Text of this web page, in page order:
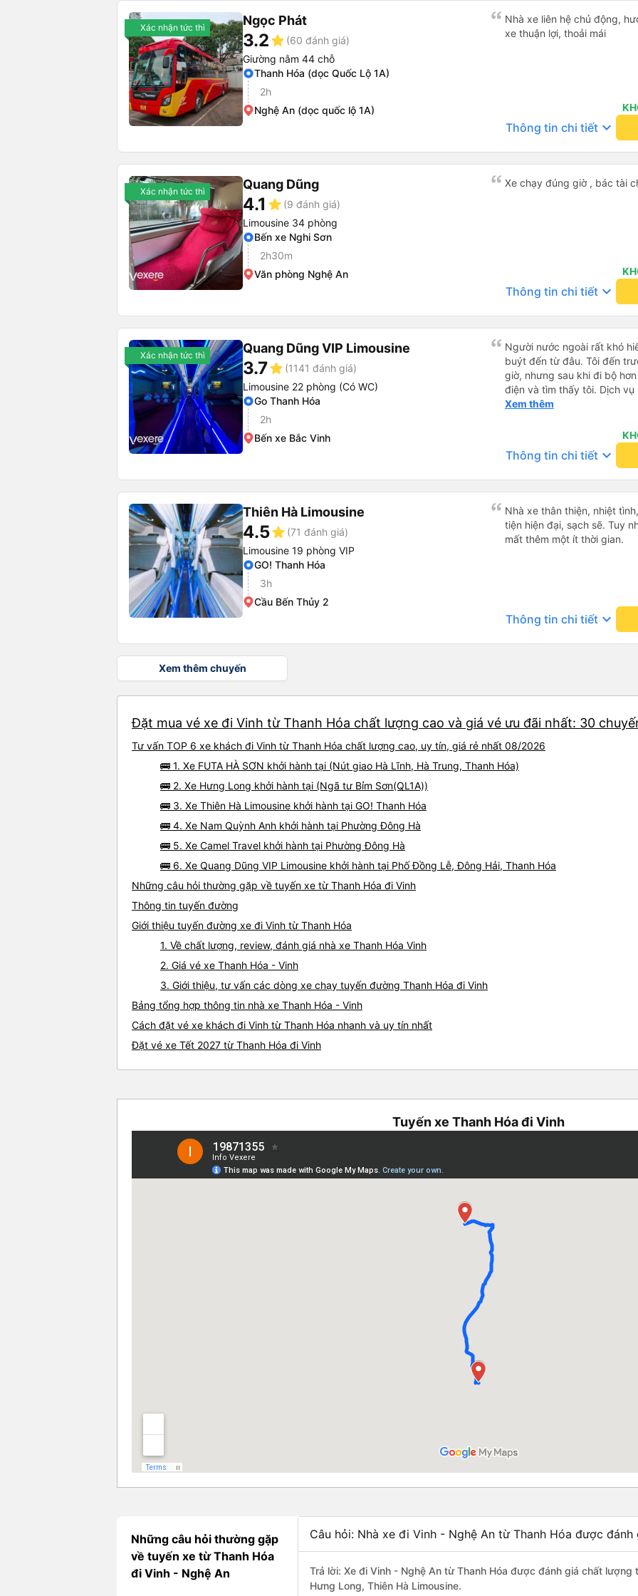
Xác nhận tức thì Ngọc Phát
3.2star (60 đánh giá)
Giường nằm 44 chỗ
Thanh Hóa (dọc Quốc Lộ 1A)
2h
Nghệ An (dọc quốc lộ 1A)
Nhà xe liên hệ chủ động,
xe thuận lợi, thoải mái
Thông tin chi tiết keyboard_arrow_down
Xác nhận tức thì Quang Dũng
4.1 star (9 đánh giá)
Limousine 34 phòng
Bến xe Nghi Sơn
2h30m
Văn phòng Nghệ An
Xe chạy đúng giờ , bác tài
Thông tin chi tiết keyboard_arrow_down
Xác nhận tức thì Quang Dũng VIP Limousine
3.7star (1141 đánh giá)
Limousine 22 phòng (Có WC)
Go Thanh Hóa
2h
Bến xe Bắc Vinh
Người nước ngoài rất khó
buýt đến từ đâu. Tôi đến
giờ, nhưng sau khi đi bộ
điện và tìm thấy tôi. Dịch
tôi ngủ ngon hơn ở khách
cho điểm tối đa. Cảm ơn
Xem thêm
Thông tin chi tiết keyboard_arrow_down
Thiên Hà Limousine
4.5star (71 đánh giá)
Limousine 19 phòng VIP
GO! Thanh Hóa
3h
Cầu Bến Thủy 2
Nhà xe thân thiện, nhiệt
tiện hiện đại, sạch sẽ. Tuy
mất thêm một ít thời gian.
Thông tin chi tiết keyboard_arrow_down
Xem thêm chuyến
Đặt mua vé xe đi Vinh từ Thanh Hóa chất lượng cao và giá vé ưu đãi nhất: 30
Tư vấn TOP 6 xe khách đi Vinh từ Thanh Hóa chất lượng cao, uy tín, giá rẻ nhất 08/2026
🚌 1. Xe FUTA HÀ SƠN khởi hành tại (Nút giao Hà Lĩnh, Hà Trung, Thanh Hóa)
🚌 2. Xe Hưng Long khởi hành tại (Ngã tư Bỉm Sơn(QL1A))
🚌 3. Xe Thiên Hà Limousine khởi hành tại GO! Thanh Hóa
🚌 4. Xe Nam Quỳnh Anh khởi hành tại Phường Đông Hà
🚌 5. Xe Camel Travel khởi hành tại Phường Đông Hà
🚌 6. Xe Quang Dũng VIP Limousine khởi hành tại Phố Đồng Lễ, Đông Hải, Thanh Hóa
Những câu hỏi thường gặp về tuyến xe từ Thanh Hóa đi Vinh
Thông tin tuyến đường
Giới thiệu tuyến đường xe đi Vinh từ Thanh Hóa
1. Về chất lượng, review, đánh giá nhà xe Thanh Hóa Vinh
2. Giá vé xe Thanh Hóa - Vinh
3. Giới thiệu, tư vấn các dòng xe chạy tuyến đường Thanh Hóa đi Vinh
Bảng tổng hợp thông tin nhà xe Thanh Hóa - Vinh
Cách đặt vé xe khách đi Vinh từ Thanh Hóa nhanh và uy tín nhất
Đặt vé xe Tết 2027 từ Thanh Hóa đi Vinh
Tuyến xe Thanh Hóa đi Vinh
Những câu hỏi thường gặp
về tuyến xe từ Thanh Hóa
đi Vinh - Nghệ An
Câu hỏi: Nhà xe đi Vinh - Nghệ An từ Thanh Hóa được
Trả lời: Xe đi Vinh - Nghệ An từ Thanh Hóa được đánh giá chất lượng
Hưng Long, Thiên Hà Limousine.